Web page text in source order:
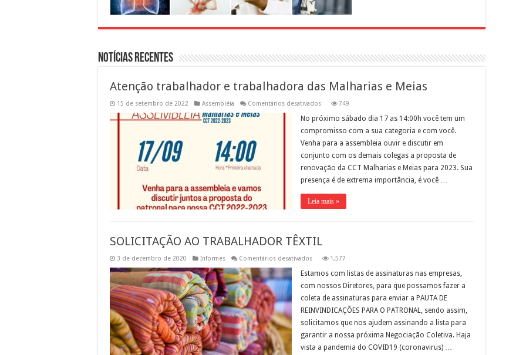
Notícias Recentes
Atenção trabalhador e trabalhadora das Malharias e Meias
15 de setembro de 2022 Assembléia Comentários desativadosem
trabalhador
trabalhadora
Malharias
e
Meias
749
No próximo sábado dia 17 as 14:00h você tem um
compromisso com a sua categoria e com você.
Venha para a assembleia ouvir e discutir em
conjunto com os demais colegas a proposta de
renovação da CCT Malharias e Meias para 2023. Sua
presença é de extrema importância, é você …
Leia mais »
SOLICITAÇÃO AO TRABALHADOR TÊXTIL
3 de dezembro de 2020 Informes Comentários desativadosem
AO
TÊXTIL
1,577
Estamos com listas de assinaturas nas empresas,
com nossos Diretores, para que possamos fazer a
coleta de assinaturas para enviar a PAUTA DE
REINVINDICAÇÕES PARA O PATRONAL, sendo assim,
solicitamos que nos ajudem assinando a lista para
garantir a nossa próxima Negociação Coletiva. Haja
vista a pandemia do COVID19 (coronavirus) …